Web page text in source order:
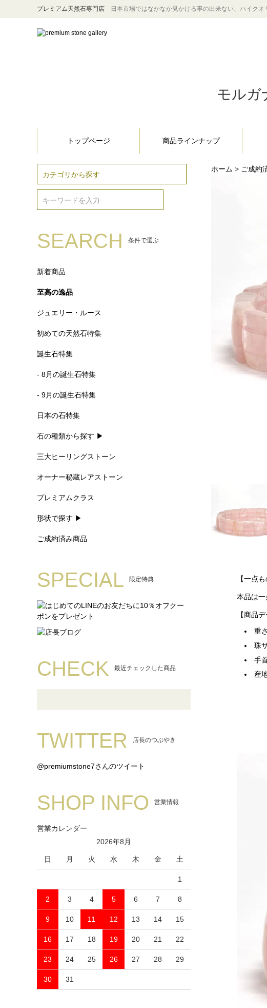
プレミアム天然石専門店 日本市場ではなかなか見かける事の出来ない、ハイクオ
モルガ
トップページ 商品ラインナップ
SEARCH 条件で選ぶ
新着商品
至高の逸品
ジュエリー・ルース
初めての天然石特集
誕生石特集
- 8月の誕生石特集
- 9月の誕生石特集
日本の石特集
石の種類から探す ▶
三大ヒーリングストーン
オーナー秘蔵レアストーン
プレミアムクラス
形状で探す ▶
ご成約済み商品
SPECIAL 限定特典
CHECK 最近チェックした商品
TWITTER 店長のつぶやき
@premiumstone7さんのツイート
SHOP INFO 営業情報
営業カレンダー
2026年8月
日 月 火 水 木 金 土
1
2 3 4 5 6 7 8
9 10 11 12 13 14 15
16 17 18 19 20 21 22
23 24 25 26 27 28 29
30 31
ホーム > ご成約
【一点
本品は
【商品デ
重
珠
手
産